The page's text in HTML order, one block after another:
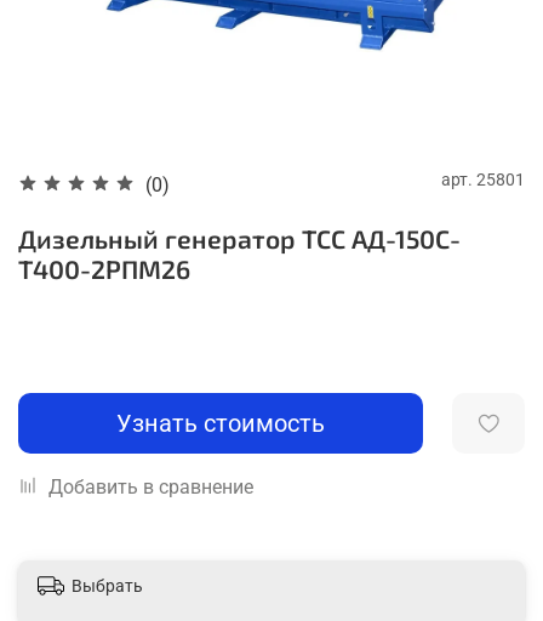
(0) арт. 25801
Дизельный генератор ТСС АД-150С-
Т400-2РПМ26
Узнать стоимость
Добавить в сравнение
Выбрать